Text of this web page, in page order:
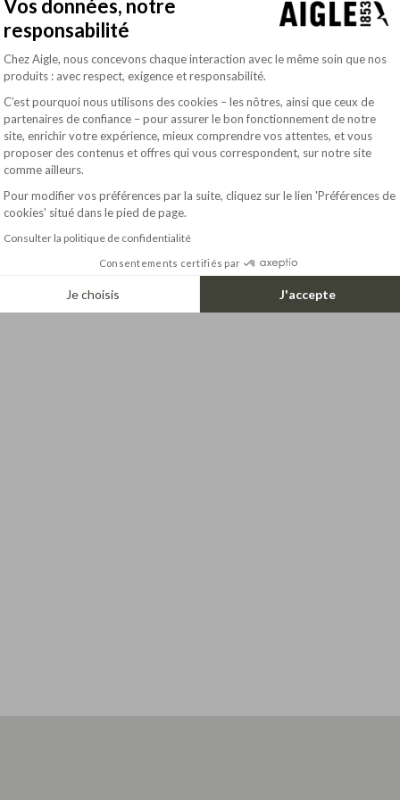
LIGHT & COMPACT - BIG TOTEBAG (20L) 190.00$ KINCHAKU SHOULDER BAG (4L) - LIGHT & COMPACT
Vos données, notre
responsabilité
Plateforme de Gestion du Consentement :
Chez Aigle, nous concevons chaque interaction avec le même soin que nos
produits : avec respect, exigence et responsabilité.
C’est pourquoi nous utilisons des cookies – les nôtres, ainsi que ceux de
partenaires de confiance – pour assurer le bon fonctionnement de notre
site, enrichir votre expérience, mieux comprendre vos attentes, et vous
proposer des contenus et offres qui vous correspondent, sur notre site
comme ailleurs.
Pour modifier vos préférences par la suite, cliquez sur le lien 'Préférences de
cookies' situé dans le pied de page.
Consulter la politique de confidentialité
Consentements certifiés par
Je choisis J'accepte
Axeptio consent